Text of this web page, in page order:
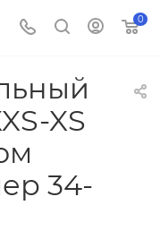
0
XS
34-